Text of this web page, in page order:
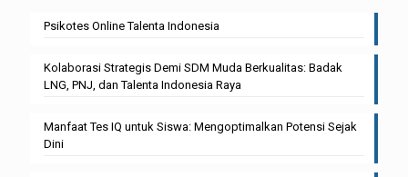
Psikotes Online Talenta Indonesia
Kolaborasi Strategis Demi SDM Muda Berkualitas: Badak
LNG, PNJ, dan Talenta Indonesia Raya
Manfaat Tes IQ untuk Siswa: Mengoptimalkan Potensi Sejak
Dini